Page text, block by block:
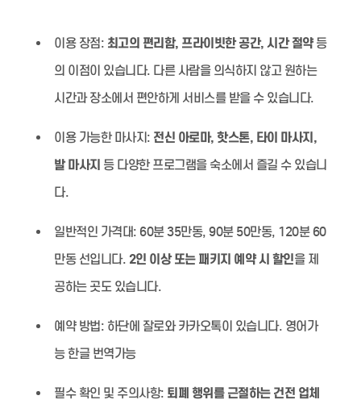
이용 장점: 최고의 편리함, 프라이빗한 공간, 시간 절약등
의 이점이 있습니다. 다른 사람을 의식하지 않고 원하는
시간과 장소에서 편안하게 서비스를 받을 수 있습니다.
이용 가능한 마사지: 전신 아로마, 핫스톤, 타이 마사지,
발 마사지 등 다양한 프로그램을 숙소에서 즐길 수 있습니
다.
일반적인 가격대: 60분 35만동, 90분 50만동, 120분 60
만동 선입니다. 2인 이상 또는 패키지 예약 시 할인을 제
공하는 곳도 있습니다.
예약 방법: 하단에 잘로와 카카오톡이 있습니다. 영어가
능 한글 번역가능
필수 확인 및 주의사항: 퇴폐 행위를 근절하는 건전 업체